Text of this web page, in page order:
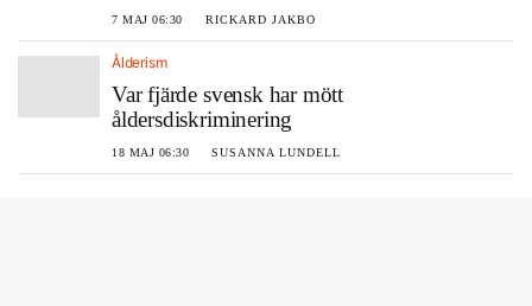
7 MAJ 06:30 RICKARD JAKBO
Ålderism
Var fjärde svensk har mött
åldersdiskriminering
18 MAJ 06:30 SUSANNA LUNDELL